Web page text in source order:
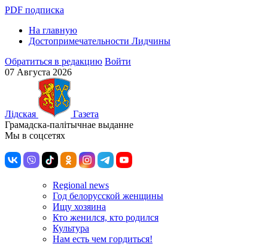
PDF подписка
На главную
Достопримечательности Лидчины
Обратиться в редакцию Войти
07 Августа 2026
Лiдская
Газета
Грамадска-палiтычнае выданне
Мы в соцсетях
Regional news
Год белорусской женщины
Ищу хозяина
Кто женился, кто родился
Культура
Нам есть чем гордиться!